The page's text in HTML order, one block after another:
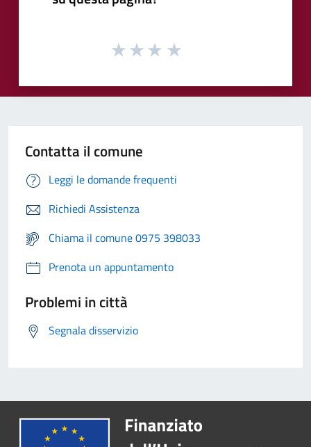
Contatta il comune
Leggi le domande frequenti
Richiedi Assistenza
Chiama il comune 0975 398033
Prenota un appuntamento
Problemi in città
Segnala disservizio